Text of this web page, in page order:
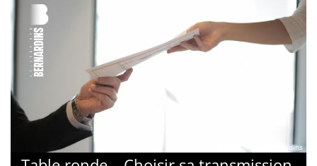
© Collège des Bernardins